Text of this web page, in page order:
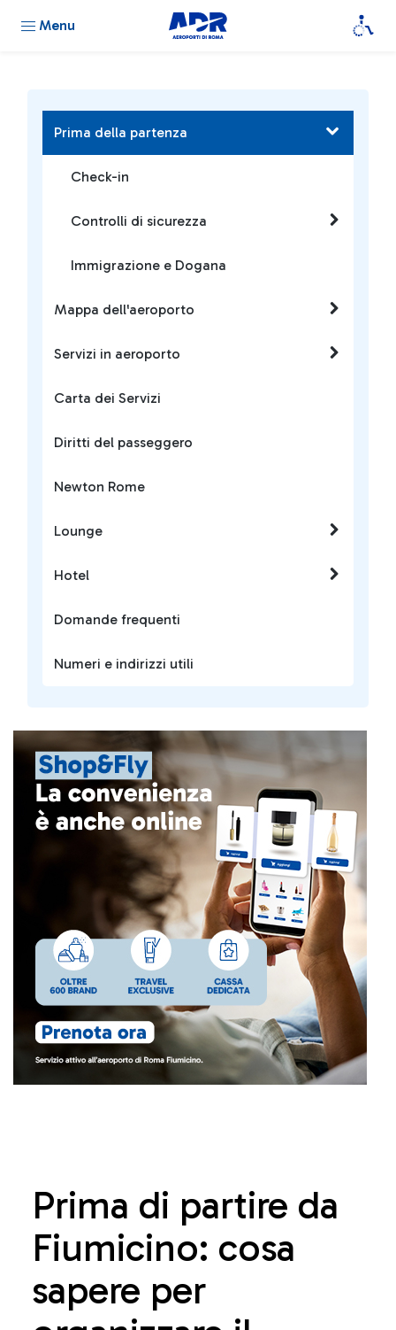
Menu
Prima di partire da
Fiumicino: cosa
sapere per
Prima della partenza
Check-in
Controlli di sicurezza
Immigrazione e Dogana
Mappa dell'aeroporto
Servizi in aeroporto
Carta dei Servizi
Diritti del passeggero
Newton Rome
Lounge
Hotel
Domande frequenti
Numeri e indirizzi utili